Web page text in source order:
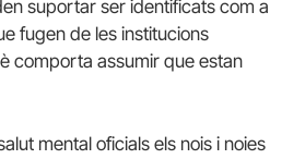
suportar ser identificats com a
fugen de les institucions
comporta assumir que estan
mental oficials els nois i noies